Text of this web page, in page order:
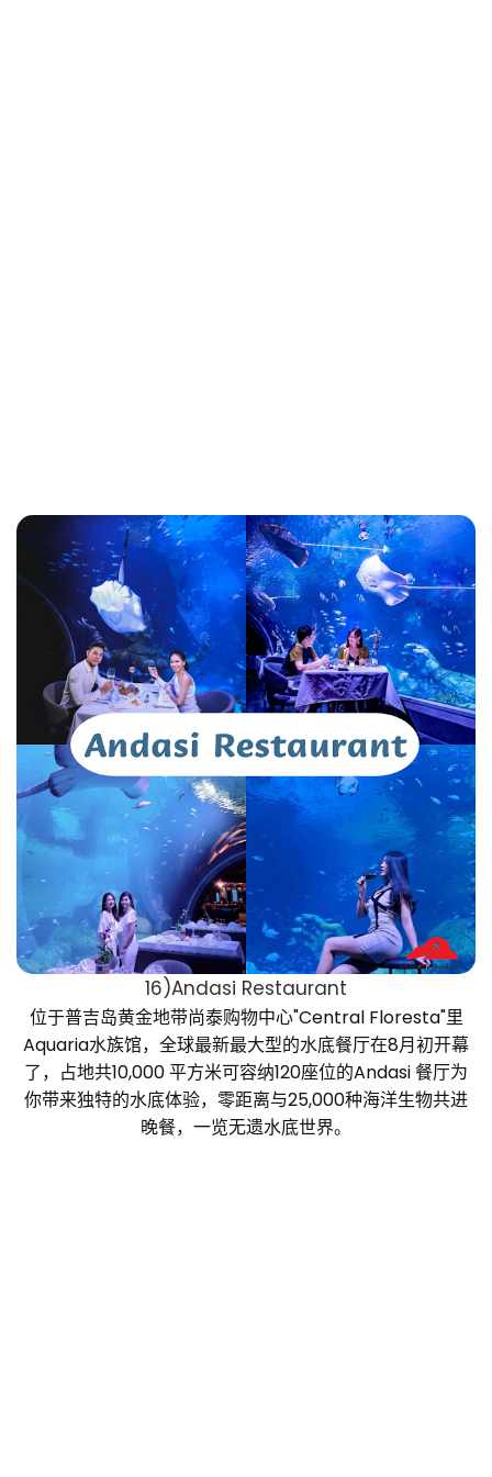
16)Andasi Restaurant
位于普吉岛黄金地带尚泰购物中心"Central Floresta"里
Aquaria水族馆，全球最新最大型的水底餐厅在8月初开幕
了，占地共10,000 平方米可容纳120座位的Andasi 餐厅为
你带来独特的水底体验，零距离与25,000种海洋生物共进
晚餐，一览无遗水底世界。